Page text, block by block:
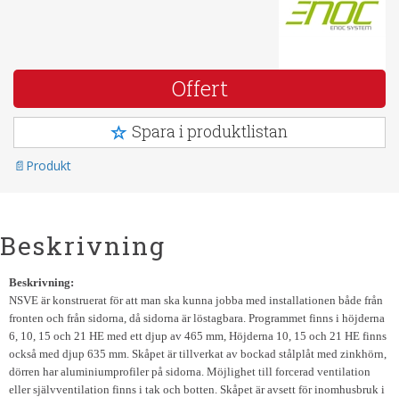
Offert
Spara i produktlistan
Produkt
Beskrivning
Beskrivning:
NSVE är konstruerat för att man ska kunna jobba med installationen både från
fronten och från sidorna, då sidorna är löstagbara. Programmet finns i höjderna
6, 10, 15 och 21 HE med ett djup av 465 mm, Höjderna 10, 15 och 21 HE finns
också med djup 635 mm. Skåpet är tillverkat av bockad stålplåt med zinkhörn,
dörren har aluminiumprofiler på sidorna. Möjlighet till forcerad ventilation
eller självventilation finns i tak och botten. Skåpet är avsett för inomhusbruk i